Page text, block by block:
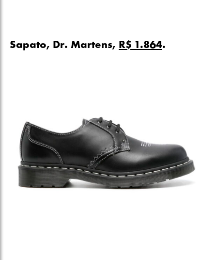
Sapato, Dr. Martens, R$ 1.864.